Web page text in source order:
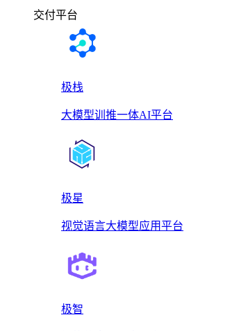
交付平台
极栈
大模型训推一体AI平台
极星
视觉语言大模型应用平台
极智